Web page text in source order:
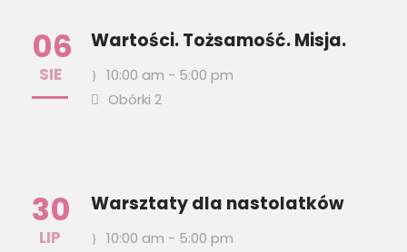
06
SIE
Wartości. Tożsamość. Misja.
10:00 am - 5:00 pm
Obórki 2
30
LIP
Warsztaty dla nastolatków
10:00 am - 5:00 pm